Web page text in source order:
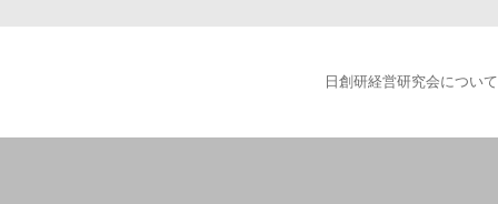
日創研経営研究会について